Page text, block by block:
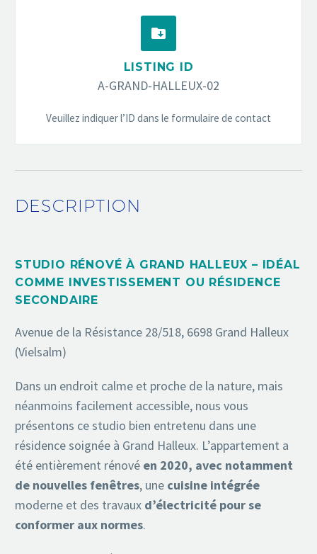


LISTING ID
A-GRAND-HALLEUX-02
Veuillez indiquer l’ID dans le formulaire de contact
DESCRIPTION
STUDIO RÉNOVÉ À GRAND HALLEUX – IDÉAL
COMME INVESTISSEMENT OU RÉSIDENCE
SECONDAIRE
Avenue de la Résistance 28/518, 6698 Grand Halleux
(Vielsalm)
Dans un endroit calme et proche de la nature, mais
néanmoins facilement accessible, nous vous
présentons ce studio bien entretenu dans une
résidence soignée à Grand Halleux. L’appartement a
été entièrement rénové en 2020, avec notamment
de nouvelles fenêtres, une cuisine intégrée
moderne et des travaux d’électricité pour se
conformer aux normes.